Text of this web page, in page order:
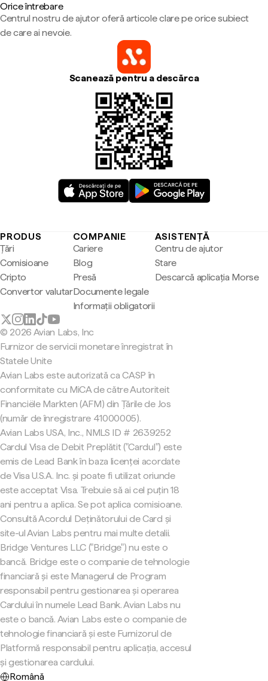
Orice întrebare
Centrul nostru de ajutor oferă articole clare pe orice subiect
de care ai nevoie.
Scanează pentru a descărca
PRODUS
Țări
Comisioane
Cripto
Convertor valutar
COMPANIE
Cariere
Blog
Presă
Documente legale
Informații obligatorii
ASISTENȚĂ
Centru de ajutor
Stare
Descarcă aplicația Morse
© 2026 Avian Labs, Inc
Furnizor de servicii monetare înregistrat în
Statele Unite
Avian Labs este autorizată ca CASP în
conformitate cu MiCA de către Autoriteit
Financiële Markten (AFM) din Țările de Jos
(număr de înregistrare 41000005).
Avian Labs USA, Inc., NMLS ID # 2639252
Cardul Visa de Debit Preplătit ("Cardul") este
emis de Lead Bank în baza licenței acordate
de Visa U.S.A. Inc. și poate fi utilizat oriunde
este acceptat Visa. Trebuie să ai cel puțin 18
ani pentru a aplica. Se pot aplica comisioane.
Consultă Acordul Deținătorului de Card și
site-ul Avian Labs pentru mai multe detalii.
Bridge Ventures LLC ("Bridge") nu este o
bancă. Bridge este o companie de tehnologie
financiară și este Managerul de Program
responsabil pentru gestionarea și operarea
Cardului în numele Lead Bank. Avian Labs nu
este o bancă. Avian Labs este o companie de
tehnologie financiară și este Furnizorul de
Platformă responsabil pentru aplicația, accesul
și gestionarea cardului.
Română